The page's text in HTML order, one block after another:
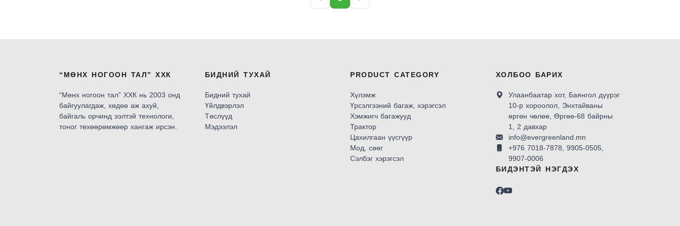
“МӨНХ НОГООН ТАЛ” ХХК
“Мөнх ногоон тал” ХХК нь 2003 онд
байгуулагдаж, хөдөө аж ахуй,
байгаль орчинд ээлтэй технологи,
тоног төхөөрөмжөөр хангаж ирсэн.
БИДНИЙ ТУХАЙ
Бидний тухай
Үйлдвэрлэл
Төслүүд
Мэдээлэл
PRODUCT CATEGORY
Хүлэмж
Үрсэлгээний багаж, хэрэгсэл
Хэмжигч багажууд
Трактор
Цахилгаан үүсгүүр
Мод, сөөг
Сэлбэг хэрэгсэл
ХОЛБОО БАРИХ
Улаанбаатар хот, Баянгол дүүрэг
10-р хороолол, Энхтайваны
өргөн чөлөө, Өргөө-68 байрны
1, 2 давхар
info@evergreenland.mn
+976 7018-7878, 9905-0505,
9907-0006
БИДЭНТЭЙ НЭГДЭХ